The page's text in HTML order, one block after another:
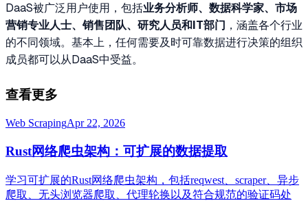
DaaS被广泛用户使用，包括业务分析师、数据科学家、市场
营销专业人士、销售团队、研究人员和IT部门 ，涵盖各个行业
的不同领域。基本上，任何需要及时可靠数据进行决策的组织
成员都可以从DaaS中受益。
查看更多
Web ScrapingApr 22, 2026
Rust网络爬虫架构：可扩展的数据提取
学习可扩展的Rust网络爬虫架构，包括reqwest、scraper、异步
爬取、无头浏览器爬取、代理轮换以及符合规范的验证码处